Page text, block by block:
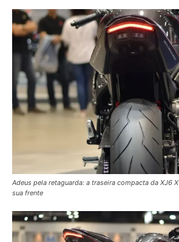
Adeus pela retaguarda: a traseira compacta da XJ6
sua frente